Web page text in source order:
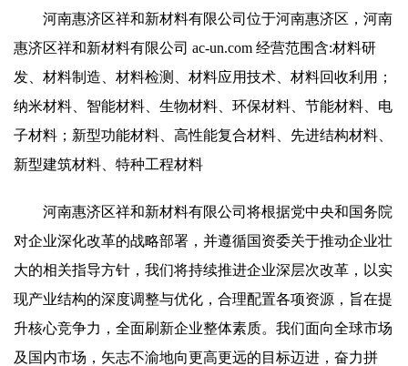
河南惠济区祥和新材料有限公司位于河南惠济区，河南
惠济区祥和新材料有限公司 ac-un.com 经营范围含:材料研
发、材料制造、材料检测、材料应用技术、材料回收利用；
纳米材料、智能材料、生物材料、环保材料、节能材料、电
子材料；新型功能材料、高性能复合材料、先进结构材料、
新型建筑材料、特种工程材料
河南惠济区祥和新材料有限公司将根据党中央和国务院
对企业深化改革的战略部署，并遵循国资委关于推动企业壮
大的相关指导方针，我们将持续推进企业深层次改革，以实
现产业结构的深度调整与优化，合理配置各项资源，旨在提
升核心竞争力，全面刷新企业整体素质。我们面向全球市场
及国内市场，矢志不渝地向更高更远的目标迈进，奋力拼